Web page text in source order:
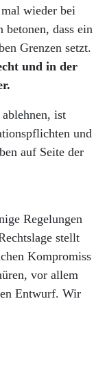
wieder bei
dass ein
Grenzen setzt.
und in der
ist
und
auf Seite der
Regelungen
stellt
Kompromiss
vor allem
Entwurf. Wir